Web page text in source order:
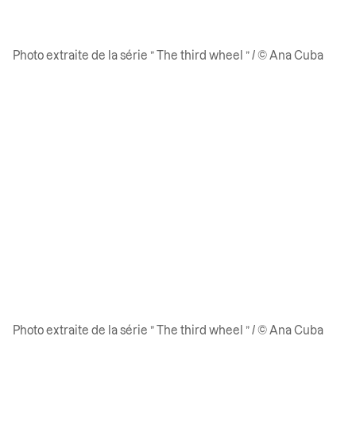
Photo extraite de la série ” The third wheel ” / © Ana Cuba
Photo extraite de la série ” The third wheel ” / © Ana Cuba